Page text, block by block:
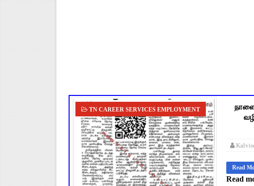
TN Budget 2026-2027 Highlights:
பள்ளி மாணவர்களுக்கு 4 செட் இலவச
TN SSLC Supplementary Result
July 2026 Pay Slip Download:
TN CAREER SERVICES EMPLOYMENT
Read
Read